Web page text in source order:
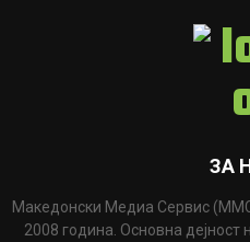
ЗА
Македонски Медиа Сервис
2008 година. Основна